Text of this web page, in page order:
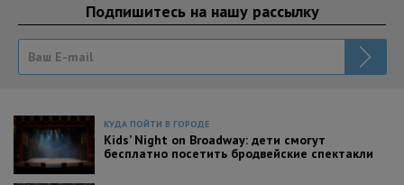
Подпишитесь на нашу рассылку
КУДА ПОЙТИ В ГОРОДЕ
Kids’ Night on Broadway: дети смогут
бесплатно посетить бродвейские спектакли